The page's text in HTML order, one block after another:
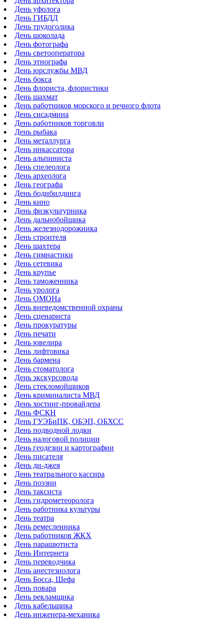
День уфолога
День ГИБДД
День трудоголика
День шоколада
День фотографа
День светооператора
День этнографа
День юрслужбы МВД
День бокса
День флориста, флористики
День шахмат
День работников морского и речного флота
День сисадмина
День работников торговли
День рыбака
День металлурга
День инкассатора
День альпиниста
День спелеолога
День археолога
День географа
День бодибилдинга
День кино
День физкультурника
День дальнобойщика
День железнодорожника
День строителя
День шахтера
День гимнастики
День сетевика
День крупье
День таможенника
День уролога
День ОМОНа
День вневедомственной охраны
День сценариста
День прокуратуры
День печати
День ювелира
День лифтовика
День бармена
День стоматолога
День экскурсовода
День стекломойщиков
День криминалиста МВД
День хостинг-провайдера
День ФСКН
День ГУЭБиПК, ОБЭП, ОБХСС
День подводной лодки
День налоговой полиции
День геодезии и картографии
День писателя
День ди-джея
День театрального кассира
День поэзии
День таксиста
День гидрометеоролога
День работника культуры
День театра
День ремесленника
День работников ЖКХ
День парашютиста
День Интернета
День переводчика
День анестезиолога
День Босса, Шефа
День повара
День рекламщика
День кабельщика
День инженера-механика